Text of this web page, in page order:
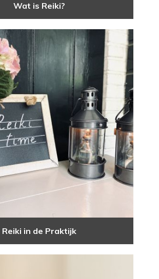
Wat is Reiki?
Reiki in de Praktijk